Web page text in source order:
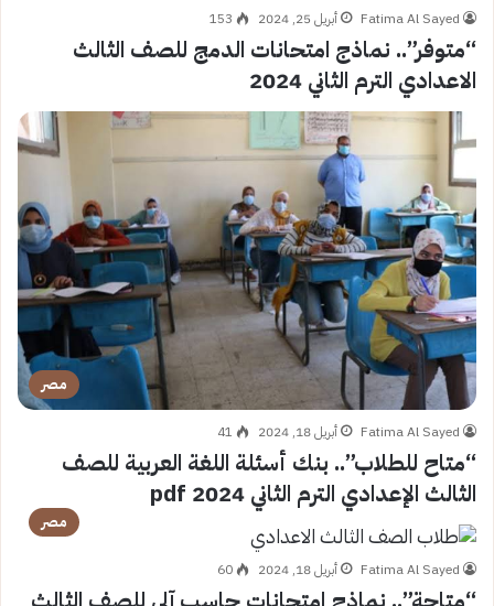
Fatima Al Sayed أبريل 25, 2024 153
“متوفر”.. نماذج امتحانات الدمج للصف الثالث
الاعدادي الترم الثاني 2024
مصر
Fatima Al Sayed أبريل 18, 2024 41
“متاح للطلاب”.. بنك أسئلة اللغة العربية للصف
الثالث الإعدادي الترم الثاني 2024 pdf
مصر
Fatima Al Sayed أبريل 18, 2024 60